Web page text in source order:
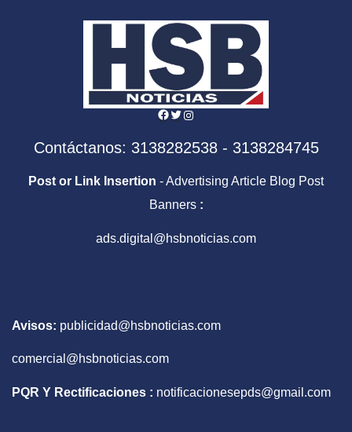
Facebook
Twitter
Instagram
Contáctanos: 3138282538 - 3138284745
Post or Link Insertion - Advertising Article Blog Post
Banners :
ads.digital@hsbnoticias.com
Avisos: publicidad@hsbnoticias.com
comercial@hsbnoticias.com
PQR Y Rectificaciones : notificacionesepds@gmail.com